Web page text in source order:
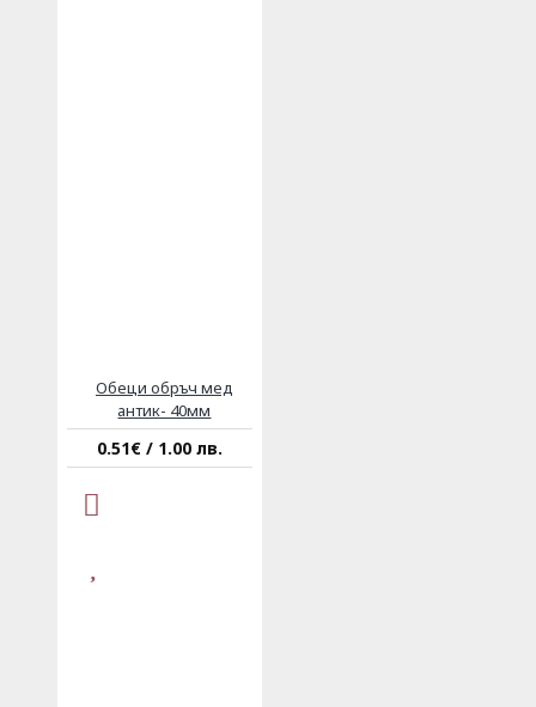
Обеци обръч мед
антик- 40мм
0.51€ / 1.00 лв.